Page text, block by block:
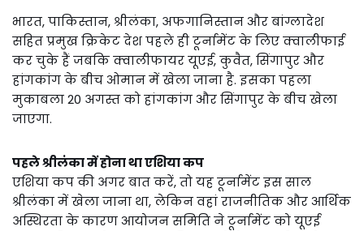
भारत, पाकिस्तान, श्रीलंका, अफगानिस्तान और बांग्लादेश
सहित प्रमुख क्रिकेट देश पहले ही टूर्नामेंट के लिए क्वालीफाई
कर चुके हैं जबकि क्वालीफायर यूएई, कुवैत, सिंगापुर और
हांगकांग के बीच ओमान में खेला जाना है. इसका पहला
मुकाबला 20 अगस्त को हांगकांग और सिंगापुर के बीच खेला
जाएगा.
पहले श्रीलंका में होना था एशिया कप
एशिया कप की अगर बात करें, तो यह टूर्नामेंट इस साल
श्रीलंका में खेला जाना था, लेकिन वहां राजनीतिक और आर्थिक
अस्थिरता के कारण आयोजन समिति ने टूर्नामेंट को यूएई